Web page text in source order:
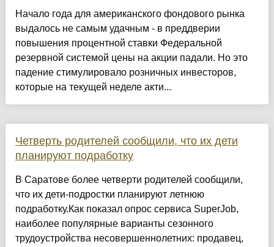
Начало года для американского фондового рынка
выдалось не самым удачным - в преддверии
повышения процентной ставки Федеральной
резервной системой цены на акции падали. Но это
падение стимулировало розничных инвесторов,
которые на текущей неделе акти...
Четверть родителей сообщили, что их дети
планируют подработку
В Саратове более четверти родителей сообщили,
что их дети-подростки планируют летнюю
подработку.Как показал опрос сервиса SuperJob,
наиболее популярные варианты сезонного
трудоустройства несовершеннолетних: продавец,